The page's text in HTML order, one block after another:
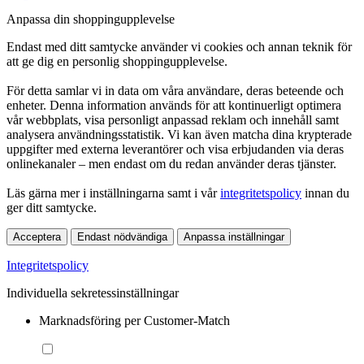
Anpassa din shoppingupplevelse
Endast med ditt samtycke använder vi cookies och annan teknik för
att ge dig en personlig shoppingupplevelse.
För detta samlar vi in data om våra användare, deras beteende och
enheter. Denna information används för att kontinuerligt optimera
vår webbplats, visa personligt anpassad reklam och innehåll samt
analysera användningsstatistik. Vi kan även matcha dina krypterade
uppgifter med externa leverantörer och visa erbjudanden via deras
onlinekanaler – men endast om du redan använder deras tjänster.
Läs gärna mer i inställningarna samt i vårintegritetspolicy innan du
ger ditt samtycke.
Acceptera Endast nödvändiga Anpassa inställningar
Integritetspolicy
Individuella sekretessinställningar
Marknadsföring per Customer-Match